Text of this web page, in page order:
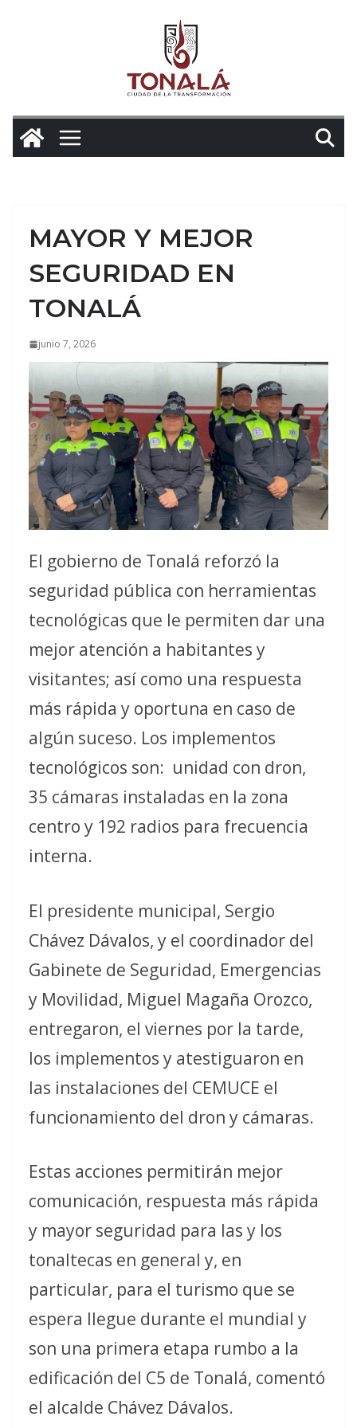
MAYOR Y MEJOR
SEGURIDAD EN
TONALÁ
junio 7, 2026
El gobierno de Tonalá reforzó la
seguridad pública con herramientas
tecnológicas que le permiten dar una
mejor atención a habitantes y
visitantes; así como una respuesta
más rápida y oportuna en caso de
algún suceso. Los implementos
tecnológicos son: unidad con dron,
35 cámaras instaladas en la zona
centro y 192 radios para frecuencia
interna.
El presidente municipal, Sergio
Chávez Dávalos, y el coordinador del
Gabinete de Seguridad, Emergencias
y Movilidad, Miguel Magaña Orozco,
entregaron, el viernes por la tarde,
los implementos y atestiguaron en
las instalaciones del CEMUCE el
funcionamiento del dron y cámaras.
Estas acciones permitirán mejor
comunicación, respuesta más rápida
y mayor seguridad para las y los
tonaltecas en general y, en
particular, para el turismo que se
espera llegue durante el mundial y
son una primera etapa rumbo a la
edificación del C5 de Tonalá, comentó
el alcalde Chávez Dávalos.